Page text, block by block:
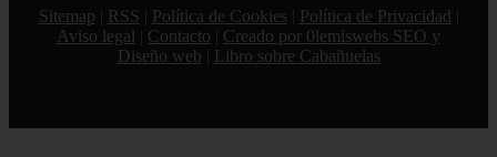
Sitemap
RSS Política de Cookies Política de Privacidad
Aviso legal
Contacto
Creado por 0lemiswebs SEO y
Diseño web
Libro sobre Cabañuelas